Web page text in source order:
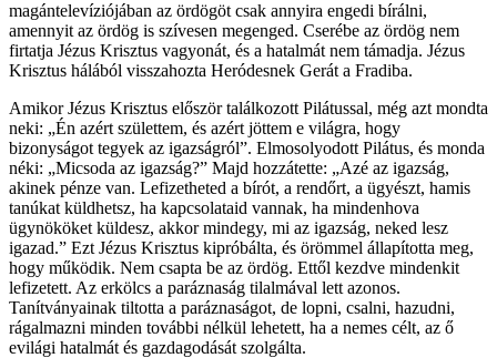
magántelevíziójában az ördögöt csak annyira engedi bírálni,
amennyit az ördög is szívesen megenged. Cserébe az ördög nem
firtatja Jézus Krisztus vagyonát, és a hatalmát nem támadja. Jézus
Krisztus hálából visszahozta Heródesnek Gerát a Fradiba.
Amikor Jézus Krisztus először találkozott Pilátussal, még azt mondta
neki: „Én azért születtem, és azért jöttem e világra, hogy
bizonyságot tegyek az igazságról”. Elmosolyodott Pilátus, és monda
néki: „Micsoda az igazság?” Majd hozzátette: „Azé az igazság,
akinek pénze van. Lefizetheted a bírót, a rendőrt, a ügyészt, hamis
tanúkat küldhetsz, ha kapcsolataid vannak, ha mindenhova
ügynököket küldesz, akkor mindegy, mi az igazság, neked lesz
igazad.” Ezt Jézus Krisztus kipróbálta, és örömmel állapította meg,
hogy működik. Nem csapta be az ördög. Ettől kezdve mindenkit
lefizetett. Az erkölcs a paráznaság tilalmával lett azonos.
Tanítványainak tiltotta a paráznaságot, de lopni, csalni, hazudni,
rágalmazni minden további nélkül lehetett, ha a nemes célt, az ő
evilági hatalmát és gazdagodását szolgálta.